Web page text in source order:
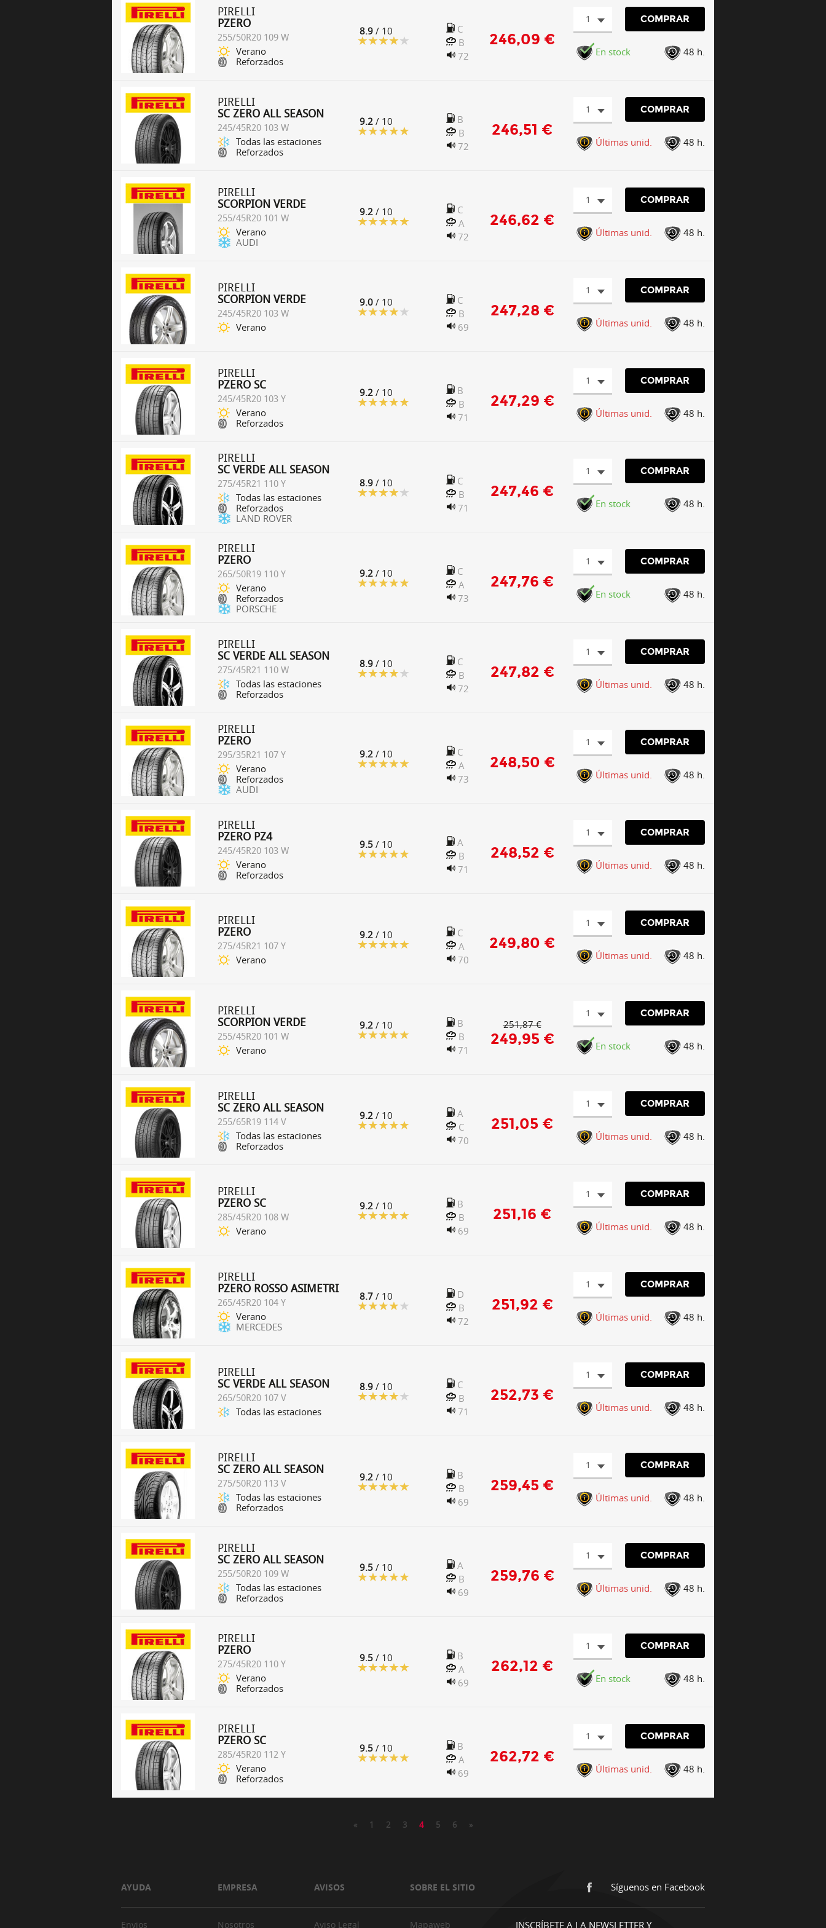
PIRELLI
PZERO
255/50R20 109 W
Verano
Reforzados
8.9 / 10
C
B
72
246,09 €
1 COMPRAR
En stock 48 h.
PIRELLI
SC ZERO ALL SEASON
245/45R20 103 W
Todas las estaciones
Reforzados
9.2 / 10
B
B
72
246,51 €
1 COMPRAR
Últimas unid. 48 h.
PIRELLI
SCORPION VERDE
255/45R20 101 W
Verano
AUDI
9.2 / 10
C
A
72
246,62 €
1 COMPRAR
Últimas unid. 48 h.
PIRELLI
SCORPION VERDE
245/45R20 103 W
Verano
9.0 / 10
C
B
69
247,28 €
1 COMPRAR
Últimas unid. 48 h.
PIRELLI
PZERO SC
245/45R20 103 Y
Verano
Reforzados
9.2 / 10
B
B
71
247,29 €
1 COMPRAR
Últimas unid. 48 h.
PIRELLI
SC VERDE ALL SEASON
275/45R21 110 Y
Todas las estaciones
Reforzados
LAND ROVER
8.9 / 10
C
B
71
247,46 €
1 COMPRAR
En stock 48 h.
PIRELLI
PZERO
265/50R19 110 Y
Verano
Reforzados
PORSCHE
9.2 / 10
C
A
73
247,76 €
1 COMPRAR
En stock 48 h.
PIRELLI
SC VERDE ALL SEASON
275/45R21 110 W
Todas las estaciones
Reforzados
8.9 / 10
C
B
72
247,82 €
1 COMPRAR
Últimas unid. 48 h.
PIRELLI
PZERO
295/35R21 107 Y
Verano
Reforzados
AUDI
9.2 / 10
C
A
73
248,50 €
1 COMPRAR
Últimas unid. 48 h.
PIRELLI
PZERO PZ4
245/45R20 103 W
Verano
Reforzados
9.5 / 10
A
B
71
248,52 €
1 COMPRAR
Últimas unid. 48 h.
PIRELLI
PZERO
275/45R21 107 Y
Verano
9.2 / 10
C
A
70
249,80 €
1 COMPRAR
Últimas unid. 48 h.
PIRELLI
SCORPION VERDE
255/45R20 101 W
Verano
9.2 / 10
B
B
71
251,87 €
249,95 €
1 COMPRAR
En stock 48 h.
PIRELLI
SC ZERO ALL SEASON
255/65R19 114 V
Todas las estaciones
Reforzados
9.2 / 10
A
C
70
251,05 €
1 COMPRAR
Últimas unid. 48 h.
PIRELLI
PZERO SC
285/45R20 108 W
Verano
9.2 / 10
B
B
69
251,16 €
1 COMPRAR
Últimas unid. 48 h.
PIRELLI
PZERO ROSSO ASIMETRI
265/45R20 104 Y
Verano
MERCEDES
8.7 / 10
D
B
72
251,92 €
1 COMPRAR
Últimas unid. 48 h.
PIRELLI
SC VERDE ALL SEASON
265/50R20 107 V
Todas las estaciones
8.9 / 10
C
B
71
252,73 €
1 COMPRAR
Últimas unid. 48 h.
PIRELLI
SC ZERO ALL SEASON
275/50R20 113 V
Todas las estaciones
Reforzados
9.2 / 10
B
B
69
259,45 €
1 COMPRAR
Últimas unid. 48 h.
PIRELLI
SC ZERO ALL SEASON
255/50R20 109 W
Todas las estaciones
Reforzados
9.5 / 10
A
B
69
259,76 €
1 COMPRAR
Últimas unid. 48 h.
PIRELLI
PZERO
275/45R20 110 Y
Verano
Reforzados
9.5 / 10
B
A
69
262,12 €
1 COMPRAR
En stock 48 h.
PIRELLI
PZERO SC
285/45R20 112 Y
Verano
Reforzados
9.5 / 10
B
A
69
262,72 €
1 COMPRAR
Últimas unid. 48 h.
« 1 2 3 4 5 6 »
AYUDA EMPRESA AVISOS SOBRE EL SITIO Síguenos en Facebook
Envios Nosotros Aviso Legal Mapaweb INSCRÍBETE A LA NEWSLETTER Y